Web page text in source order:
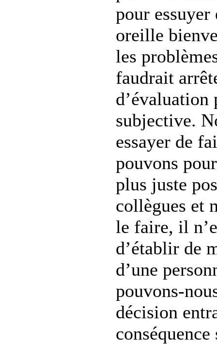
pour essuyer
oreille
les
faudrait
d’évaluation
subjective.
essayer de
pouvons
plus juste
collègues et
le faire, il
d’établir de
d’une
pouvons-
décision